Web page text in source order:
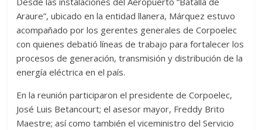
Araure”, ubicado en la entidad llanera, Márquez estuvo
acompañado por los gerentes generales de Corpoelec
con quienes debatió líneas de trabajo para fortalecer los
procesos de generación, transmisión y distribución de la
energía eléctrica en el país.
En la reunión participaron el presidente de Corpoelec,
José Luis Betancourt; el asesor mayor, Freddy Brito
Maestre; así como también el viceministro del Servicio